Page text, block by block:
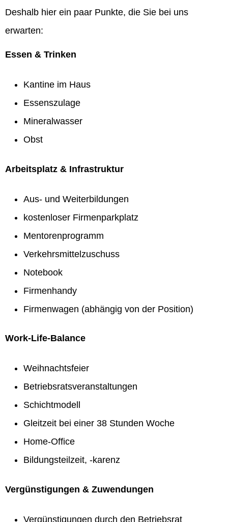
Deshalb hier ein paar Punkte, die Sie bei uns
erwarten:
Essen & Trinken
Kantine im Haus
Essenszulage
Mineralwasser
Obst
Arbeitsplatz & Infrastruktur
Aus- und Weiterbildungen
kostenloser Firmenparkplatz
Mentorenprogramm
Verkehrsmittelzuschuss
Notebook
Firmenhandy
Firmenwagen (abhängig von der Position)
Work-Life-Balance
Weihnachtsfeier
Betriebsratsveranstaltungen
Schichtmodell
Gleitzeit bei einer 38 Stunden Woche
Home-Office
Bildungsteilzeit, -karenz
Vergünstigungen & Zuwendungen
Vergünstigungen durch den Betriebsrat